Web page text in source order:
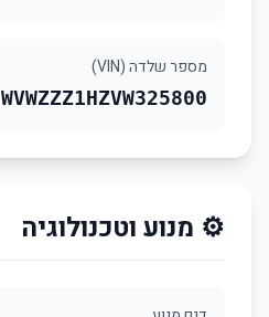
מספר שלדה (VIN)
WVWZZZ1HZVW325800
⚙️ מנוע וטכנולוגיה